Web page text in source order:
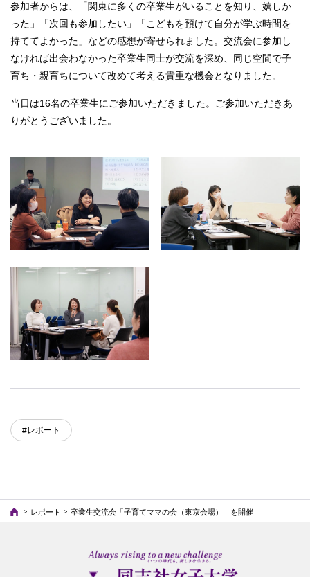
参加者からは、「関東に多くの卒業生がいることを知り、嬉しか
った」「次回も参加したい」「こどもを預けて自分が学ぶ時間を
持ててよかった」などの感想が寄せられました。交流会に参加し
なければ出会わなかった卒業生同士が交流を深め、同じ空間で子
育ち・親育ちについて改めて考える貴重な機会となりました。
当日は16名の卒業生にご参加いただきました。ご参加いただきあ
りがとうございました。
#レポート
レポート 卒業生交流会「子育てママの会（東京会場）」を開催